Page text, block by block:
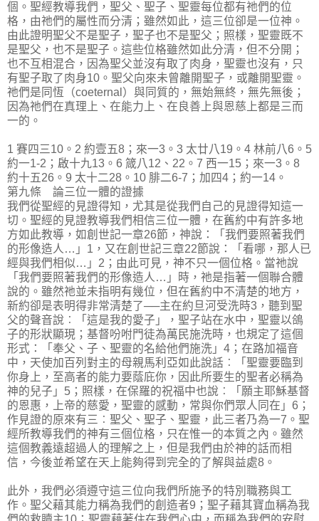
個。聖經教導我們，聖父、聖子、聖靈每位都有祂們的位
格，由祂們的屬性而分清；雖然如此，這三位卻是一位神。
由此證明聖父不是聖子，聖子也不是聖父；照樣，聖靈既不
是聖父，也不是聖子。這些位格雖然如此分清，但不分開；
也不互相混合，因為聖父並沒有取了肉身，聖靈也沒有，只
有聖子取了肉身10。聖父向來未曾離開聖子，或離開聖靈。
祂們是同恆（coeternal）與同質的，無始無終，無先無後；
因為祂們在真理上、在能力上、在良善上與恩慈上都是三而
一的。
1 賽四三10。2 約壹五8；來一3。3 太廿八19。4 林前八6。5
約一1-2；啟十九13。6 箴八12、22。7 西一15；來一3。8
約十五26。9 太十二28。10 腓二6-7；加四4；約一14。
第九條 論三位一體的證據
我們從聖經的見證得知，尤其是從我們自己的見證得知這一
切。聖經的見證教導我們相信三位一體，在舊約中有許多地
方如此教導，如創世記一章26節，神說：「我們要照著我們
的形像造人…」1，又在創世記三章22節說：「看哪，那人已
經與我們相似…」2；由此可見，神不只一個位格。當祂說
「我們要照著我們的形像造人…」時，祂是指著一個聯合體
說的。雖然祂並未指明有幾位，但在舊約中不清楚的地方，
新約卻是表明得非常清楚了──主在約旦河受洗時3，聽到聖
父的聲音說︰「這是我的愛子」，聖子站在水中，聖靈以鴿
子的形狀顯現；基督吩咐門徒為萬民施洗時，也規定了這個
形式：「奉父、子、聖靈的名給他們施洗」4；在路加福音
中，天使加百列對主的母親馬利亞如此說話︰「聖靈要臨到
你身上，至高者的能力要蔭庇你，因此所要生的聖者必稱為
神的兒子」5；照樣，在保羅的祝福中也說︰「願主耶穌基督
的恩惠，上帝的慈愛，聖靈的感動，常與你們眾人同在」6；
作見證的原來有三︰聖父、聖子、聖靈，此三者乃為一7。聖
經所教導我們的神有三個位格，只在惟一的本質之內。雖然
這個教義遠超過人的理解之上，但是我們由於神的話而相
信，今後並希望在天上能夠得到完全的了解與益處8。
此外，我們必須遵守這三位向我們所施予的特別職務與工
作。聖父藉其能力稱為我們的創造者9；聖子藉其寶血稱為我